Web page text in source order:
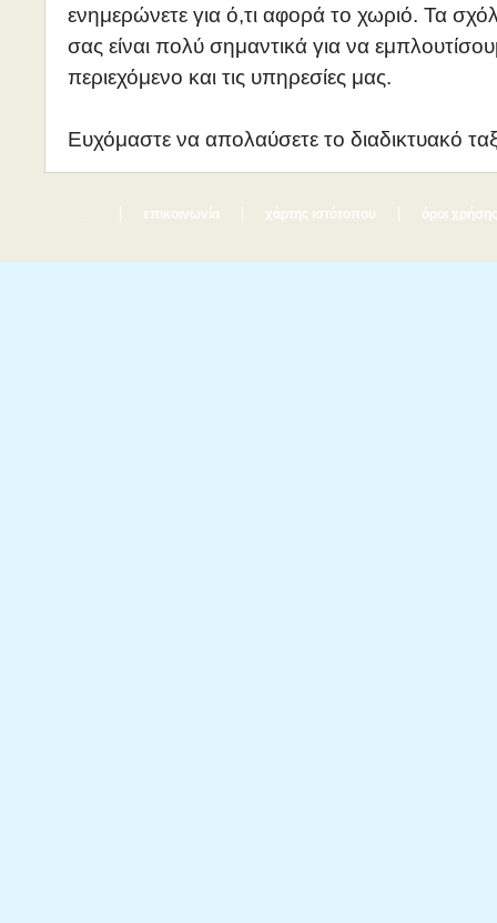
ενημερώνετε για ό,τι αφορά το χωριό. Τα
σας είναι πολύ σημαντικά για να
περιεχόμενο και τις υπηρεσίες μας.
Ευχόμαστε να απολαύσετε το διαδικτυακό
επικοινωνία χάρτης ιστότοπου όροι χρήσης